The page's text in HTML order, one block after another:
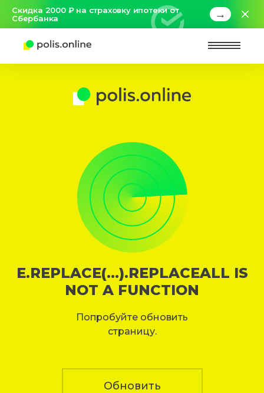
Скидка 2000 ₽ на страховку ипотеки от
Сбербанка
→
E.REPLACE(...).REPLACEALL IS
NOT A FUNCTION
Попробуйте обновить
страницу.
Обновить